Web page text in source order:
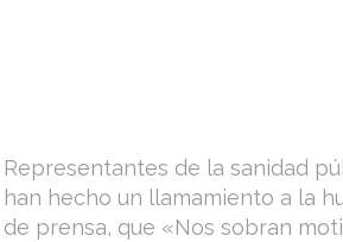
Representantes de la sanidad
han hecho un llamamiento a la
de prensa, que «Nos sobran